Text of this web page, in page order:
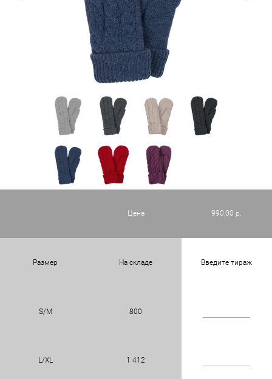
Цена 990,00 р.
Размер На складе Введите тираж
S/M 800
L/XL 1 412